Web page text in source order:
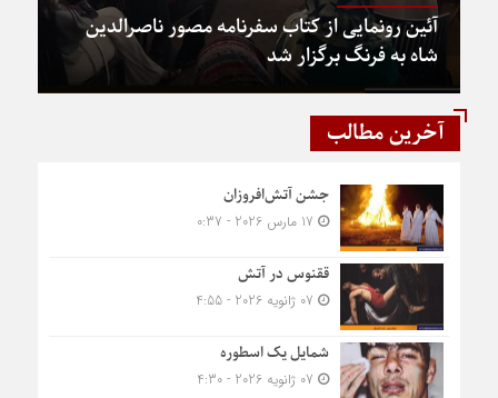
آئین رونمایی از کتاب سفرنامه مصور ناصرالدین
شاه به فرنگ برگزار شد
آخرین مطالب
جشن آتش‌افروزان
ققنوس در آتش
شمایل یک اسطوره